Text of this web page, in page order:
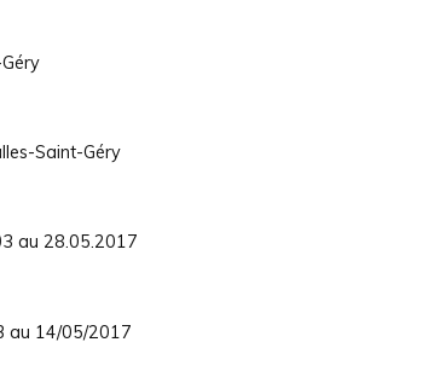
Saint-Géry
au 28.05.2017
au 14/05/2017